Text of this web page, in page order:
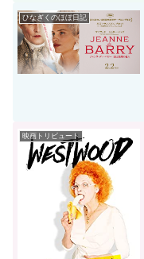
ひなぎくのほぼ日記
映画トリビュート